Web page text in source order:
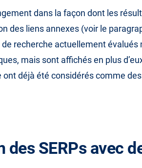
dans la façon dont les
des liens annexes (voir le
recherche actuellement évalués
mais sont affichés en plus
déjà été considérés comme
des SERPs avec